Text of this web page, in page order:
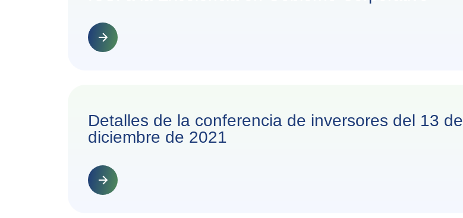
Detalles de la conferencia de inversores del 13 de
diciembre de 2021